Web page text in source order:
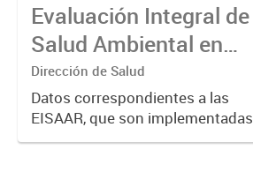
Evaluación Integral de
Salud Ambiental en
Áreas de Riesgo
(EISAAR) en la Cuenca
Matanza Riachuelo
Dirección de Salud
Datos correspondientes a las
EISAAR, que son implementadas
desde 2016, buscando de forma